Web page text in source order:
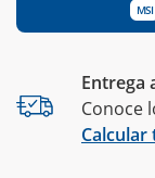
MSI
Entrega
Conoce
Calcular